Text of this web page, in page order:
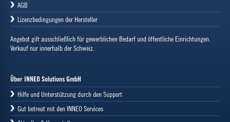
AGB
Lizenzbedingungen der Hersteller
Angebot gilt ausschließlich für gewerblichen Bedarf und öffentliche Einrichtungen.
Verkauf nur innerhalb der Schweiz.
Über INNEO Solutions GmbH
Hilfe und Unterstützung durch den Support
Gut betreut mit den INNEO Services